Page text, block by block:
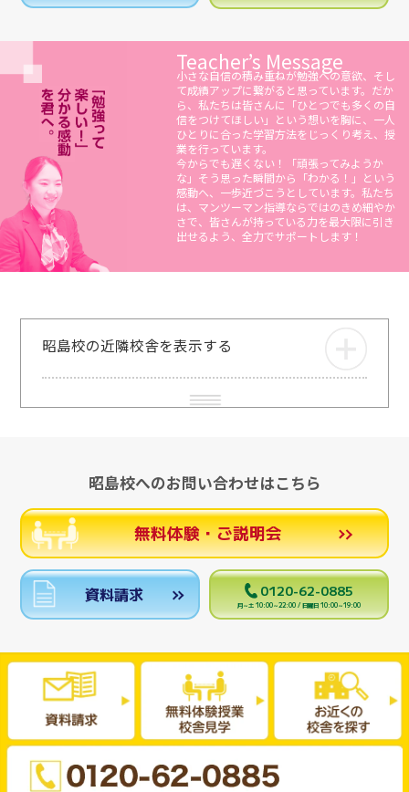
Teacher’s Message
小さな自信の積み重ねが勉強への意欲、そし
て成績アップに繋がると思っています。だか
ら、私たちは皆さんに「ひとつでも多くの自
信をつけてほしい」という想いを胸に、一人
ひとりに合った学習方法をじっくり考え、授
業を行っています。
今からでも遅くない！「頑張ってみようか
な」そう思った瞬間から「わかる！」という
感動へ、一歩近づこうとしています。私たち
は、マンツーマン指導ならではのきめ細やか
さで、皆さんが持っている力を最大限に引き
出せるよう、全力でサポートします！
昭島校の近隣校舎を表示する
昭島校へのお問い合わせはこちら
無料体験・ご説明会
資料請求 0120-62-0885
月～土 10:00～22:00 / 日曜日 10:00～19:00